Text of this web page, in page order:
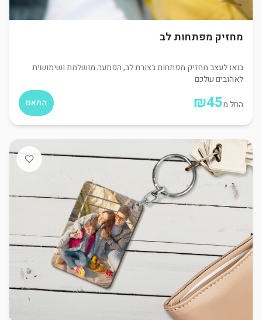
מחזיק מפתחות לב
בואו לעצב מחזיק מפתחות בצורת לב, הפתעה מושלמת ושימושית
לאהובים שלכם
החל מ ₪45 התאם